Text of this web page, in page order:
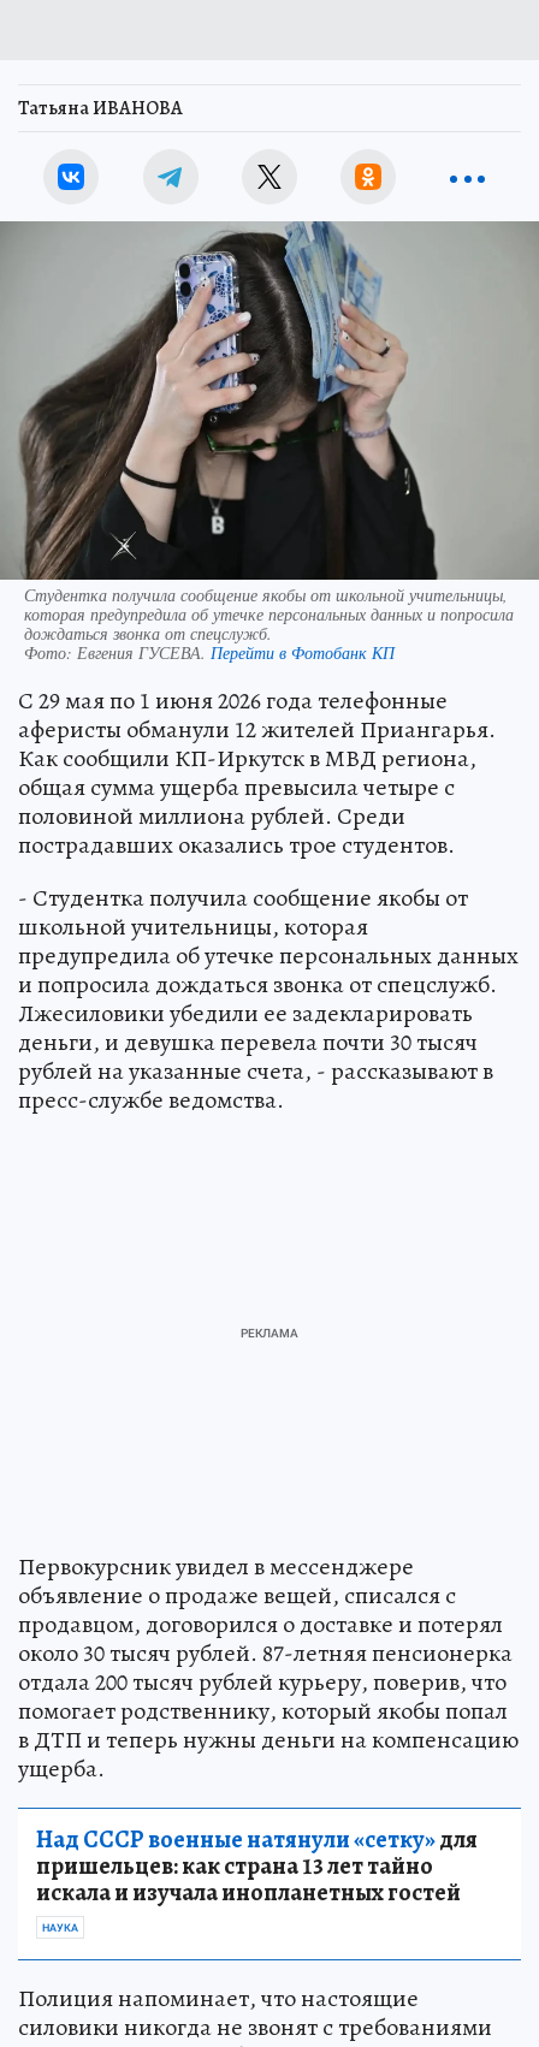
Татьяна ИВАНОВА
Студентка получила сообщение якобы от школьной учительницы,
которая предупредила об утечке персональных данных и попросила
дождаться звонка от спецслужб.
Фото: Евгения ГУСЕВА. Перейти в Фотобанк КП
С 29 мая по 1 июня 2026 года телефонные
аферисты обманули 12 жителей Приангарья.
Как сообщили КП-Иркутск в МВД региона,
общая сумма ущерба превысила четыре с
половиной миллиона рублей. Среди
пострадавших оказались трое студентов.
- Студентка получила сообщение якобы от
школьной учительницы, которая
предупредила об утечке персональных данных
и попросила дождаться звонка от спецслужб.
Лжесиловики убедили ее задекларировать
деньги, и девушка перевела почти 30 тысяч
рублей на указанные счета, - рассказывают в
пресс-службе ведомства.
Первокурсник увидел в мессенджере
объявление о продаже вещей, списался с
продавцом, договорился о доставке и потерял
около 30 тысяч рублей. 87-летняя пенсионерка
отдала 200 тысяч рублей курьеру, поверив, что
помогает родственнику, который якобы попал
в ДТП и теперь нужны деньги на компенсацию
ущерба.
Над СССР военные натянули «сетку»для
пришельцев: как страна 13 лет тайно
искала и изучала инопланетных гостей
НАУКА
Полиция напоминает, что настоящие
силовики никогда не звонят с требованиями